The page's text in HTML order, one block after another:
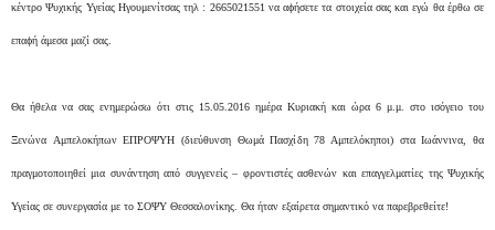
κέντρο Ψυχικής Υγείας Ηγουμενίτσας τηλ : 2665021551 να αϕήσετε τα στοιχεία σας και εγώ θα έρθω σε
επαϕή άμεσα μαζί σας.
Θα ήθελα να σας ενημερώσω ότι στις 15.05.2016 ημέρα Κυριακή και ώρα 6 μ.μ. στο ισόγειο του
Ξενώνα Aμπελοκήπων ΕΠΡΟΨΥΗ (διεύθυνση Θωμά Πασχίδη 78 Αμπελόκηποι) στα Ιωάννινα, θα
πραγμοτοποιηθεί μια συνάντηση από συγγενείς – φροντιστές ασθενών και επαγγελματίες της Ψυχικής
Υγείας σε συνεργασία με το ΣΟΨΥ Θεσσαλονίκης. Θα ήταν εξαίρετα σημαντικό να παρεβρεθείτε!